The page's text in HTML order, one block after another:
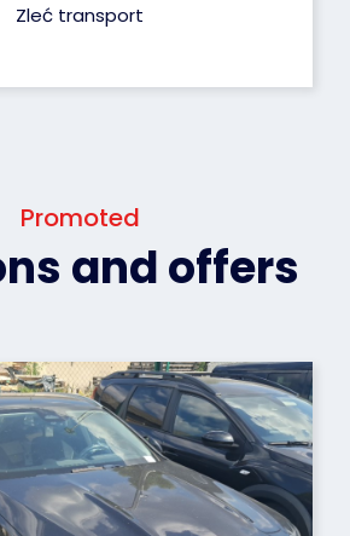
Zleć transport
Promoted
and offers